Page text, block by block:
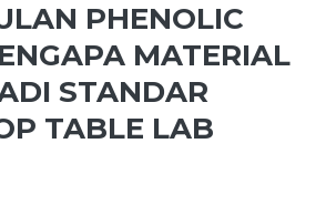
PHENOLIC
MATERIAL
STANDAR
TABLE LAB